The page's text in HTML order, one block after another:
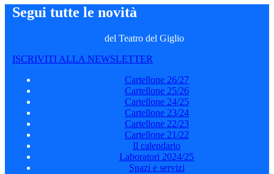
Segui tutte le novità
del Teatro del Giglio
ISCRIVITI ALLA NEWSLETTER
Cartellone 26/27
Cartellone 25/26
Cartellone 24/25
Cartellone 23/24
Cartellone 22/23
Cartellone 21/22
Il calendario
Laboratori 2024/25
Spazi e servizi